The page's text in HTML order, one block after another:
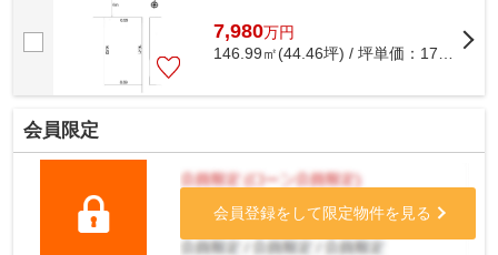
7,980万円
146.99㎡(44.46坪) / 坪単価： 179.49
会員限定
会員登録をして限定物件を見る